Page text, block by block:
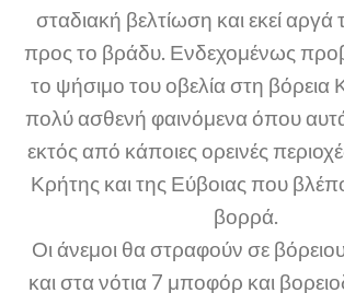
σταδιακή βελτίωση και εκεί
προς το βράδυ. Ενδεχομένως
το ψήσιμο του οβελία στη βόρεια
πολύ ασθενή φαινόμενα όπου
εκτός από κάποιες ορεινές
Κρήτης και της Εύβοιας που
βορρά.
Οι άνεμοι θα στραφούν σε
και στα νότια 7 μποφόρ και